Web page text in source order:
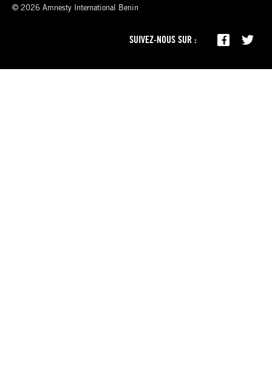
© 2026 Amnesty International Benin
SUIVEZ-NOUS SUR :